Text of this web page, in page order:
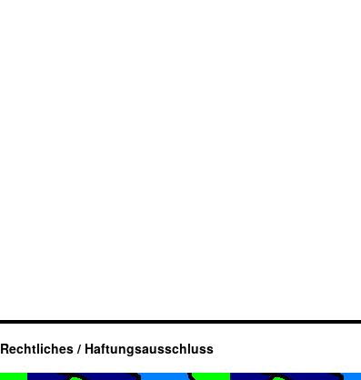
Rechtliches / Haftungsausschluss